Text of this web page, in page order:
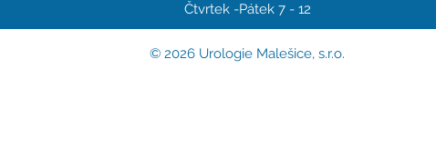
Čtvrtek -Pátek 7 - 12
© 2026 Urologie Malešice, s.r.o.